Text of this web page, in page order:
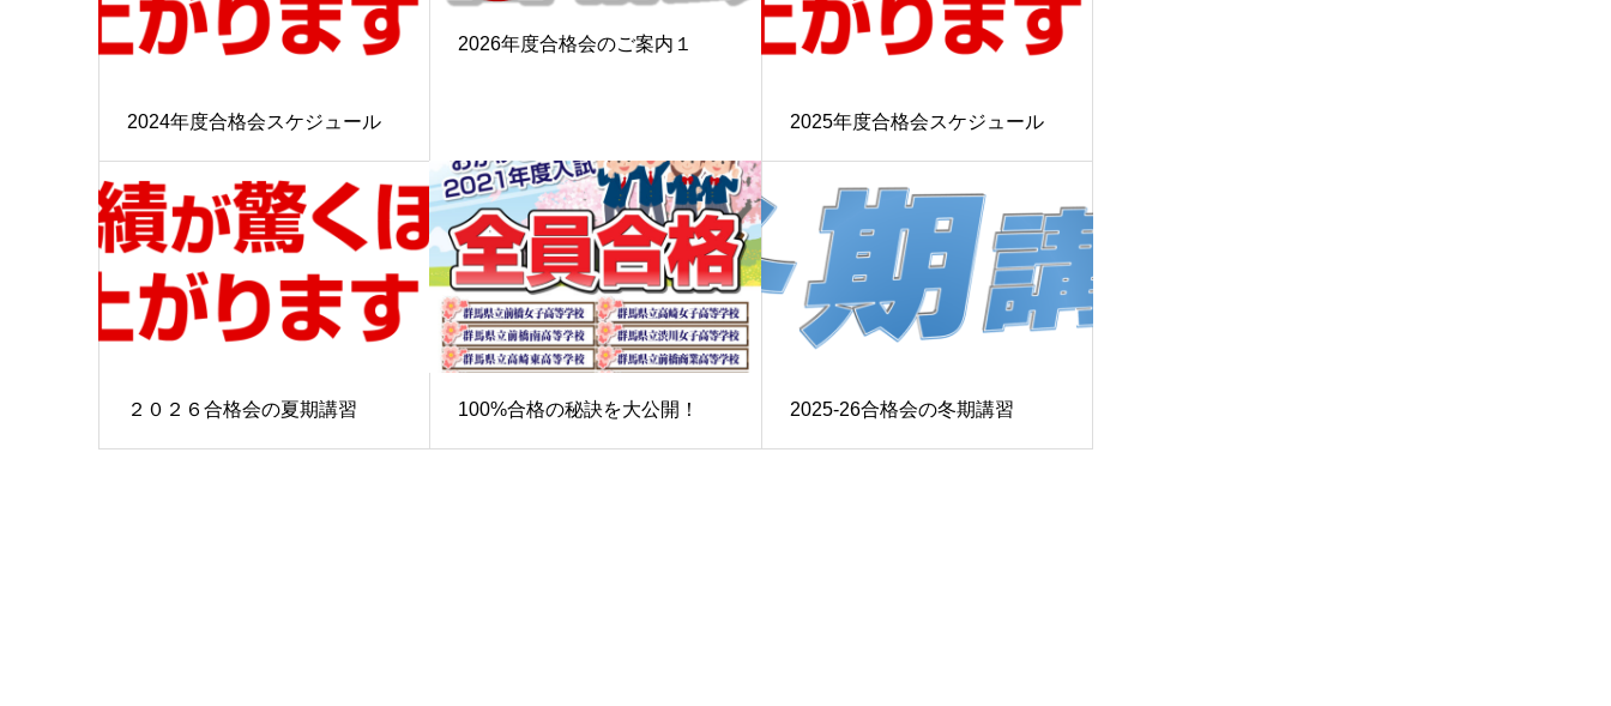
2024年度合格会スケジュール
2026年度合格会のご案内１
2025年度合格会スケジュール
２０２６合格会の夏期講習 100%合格の秘訣を大公開！ 2025-26合格会の冬期講習